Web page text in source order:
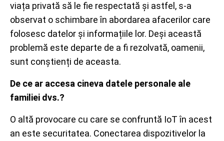
viața privată să le fie respectată și astfel, s-a
observat o schimbare în abordarea afacerilor care
folosesc datelor și informațiile lor. Deși această
problemă este departe de a fi rezolvată, oamenii,
sunt conștienți de aceasta.
De ce ar accesa cineva datele personale ale
familiei dvs.?
O altă provocare cu care se confruntă IoT în acest
an este securitatea. Conectarea dispozitivelor la